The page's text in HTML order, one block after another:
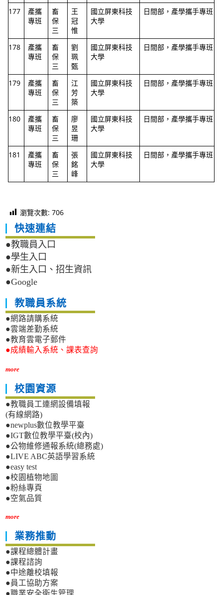
177
產攜
專班
畜
保
三
王
冠
惟
國立屏東科技
大學
日間部，產學攜手專班
178
產攜
專班
畜
保
三
劉
珮
甄
國立屏東科技
大學
日間部，產學攜手專班
179
產攜
專班
畜
保
三
江
芳
築
國立屏東科技
大學
日間部，產學攜手專班
180
產攜
專班
畜
保
三
廖
昱
珊
國立屏東科技
大學
日間部，產學攜手專班
181
產攜
專班
畜
保
三
張
銘
峰
國立屏東科技
大學
日間部，產學攜手專班
瀏覽次數: 706
快速連結
●教職員入口
●學生入口
●新生入口、招生資訊
●Google
教職員系統
●網路請購系統
●雲端差勤系統
●教育雲電子郵件
●成績輸入系統、課表查詢
more
校園資源
●教職員工連網設備填報
(有線網路)
●newplus數位教學平臺
●IGT數位教學平臺(校內)
●公物維修通報系統(總務處)
●LIVE ABC英語學習系統
●easy test
●校園植物地圖
●粉絲專頁
●空氣品質
more
業務推動
●課程總體計畫
●課程諮詢
●中途離校填報
●員工協助方案
●職業安全衛生管理